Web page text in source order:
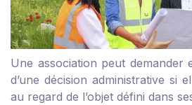
Une association peut demander
d’une décision administrative si
au regard de l’objet défini dans